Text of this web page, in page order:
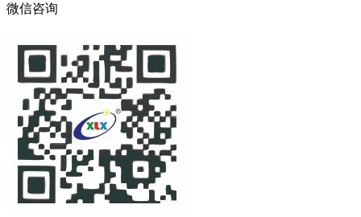
微信咨询